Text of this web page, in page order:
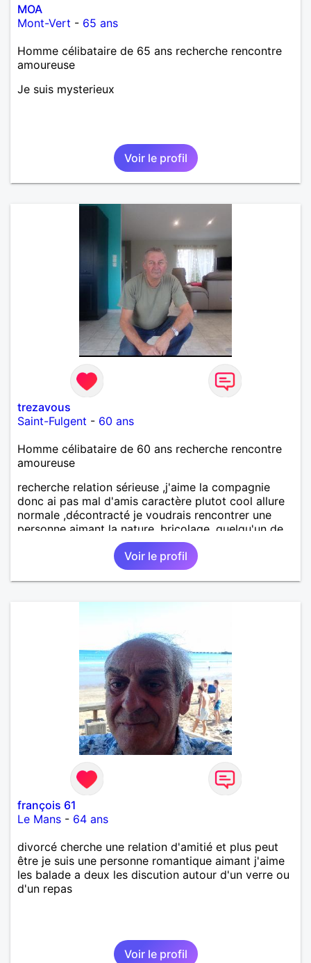
MOA
Mont-Vert - 65 ans
Homme célibataire de 65 ans recherche rencontre
amoureuse
Je suis mysterieux
Voir le profil
trezavous
Saint-Fulgent - 60 ans
Homme célibataire de 60 ans recherche rencontre
amoureuse
recherche relation sérieuse ,j'aime la compagnie
donc ai pas mal d'amis caractère plutot cool allure
normale ,décontracté je voudrais rencontrer une
personne aimant la nature ,bricolage ,quelqu'un de
simple et naturel à vos claviers mesdames
Voir le profil
françois 61
Le Mans - 64 ans
divorcé cherche une relation d'amitié et plus peut
être je suis une personne romantique aimant j'aime
les balade a deux les discution autour d'un verre ou
d'un repas
Voir le profil